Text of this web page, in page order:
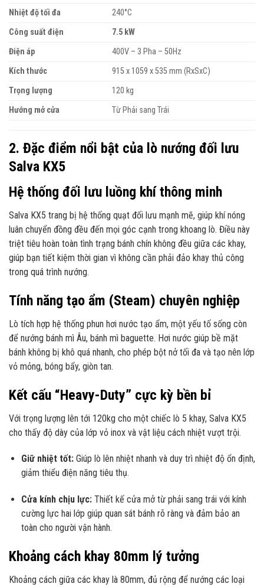
Nhiệt độ tối đa
240°C
Công suất điện
7.5 kW
Điện áp
400V – 3 Pha – 50Hz
Kích thước
915 x 1059 x 535 mm (RxSxC)
Trọng lượng
120 kg
Hướng mở cửa
Từ Phải sang Trái
2. Đặc điểm nổi bật của lò nướng đối lưu
Salva KX5
Hệ thống đối lưu luồng khí thông minh
Salva KX5 trang bị hệ thống quạt đối lưu mạnh mẽ, giúp khí nóng
luân chuyển đồng đều đến mọi góc cạnh trong khoang lò. Điều này
triệt tiêu hoàn toàn tình trạng bánh chín không đều giữa các khay,
giúp bạn tiết kiệm thời gian vì không cần phải đảo khay thủ công
trong quá trình nướng.
Tính năng tạo ẩm (Steam) chuyên nghiệp
Lò tích hợp hệ thống phun hơi nước tạo ẩm, một yếu tố sống còn
để nướng bánh mì Âu, bánh mì baguette. Hơi nước giúp bề mặt
bánh không bị khô quá nhanh, cho phép bột nở tối đa và tạo nên lớp
vỏ mỏng, bóng bẩy, giòn tan.
Kết cấu “Heavy-Duty” cực kỳ bền bỉ
Với trọng lượng lên tới 120kg cho một chiếc lò 5 khay, Salva KX5
cho thấy độ dày của lớp vỏ inox và vật liệu cách nhiệt vượt trội.
Giữ nhiệt tốt:Giúp lò lên nhiệt nhanh và duy trì nhiệt độ ổn định,
giảm thiểu điện năng tiêu thụ.
Cửa kính chịu lực:Thiết kế cửa mở từ phải sang trái với kính
cường lực hai lớp giúp quan sát bánh rõ ràng và đảm bảo an
toàn cho người vận hành.
Khoảng cách khay 80mm lý tưởng
Khoảng cách giữa các khay là 80mm, đủ rộng để nướng các loại